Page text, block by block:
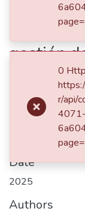
gestión
mejora
de e-
Date
2025
Authors
0
r/api/